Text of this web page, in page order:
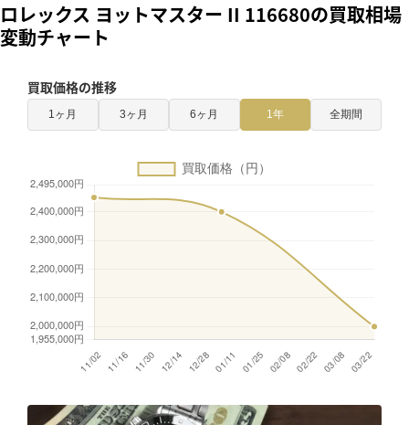
ロレックス ヨットマスター II 116680の買取相場
変動チャート
買取価格の推移
1ヶ月 3ヶ月 6ヶ月 1年 全期間